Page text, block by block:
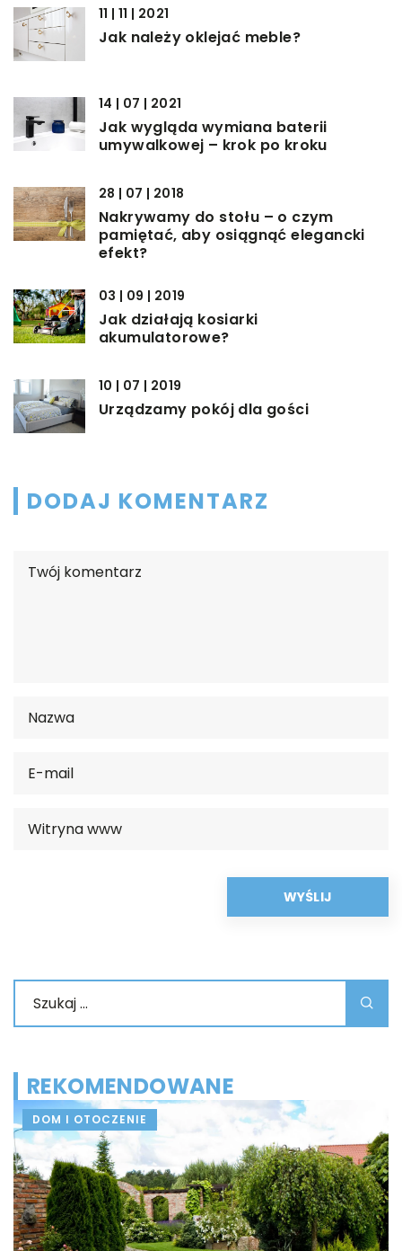
11 | 11 | 2021
Jak należy oklejać meble?
14 | 07 | 2021
Jak wygląda wymiana baterii
umywalkowej – krok po kroku
28 | 07 | 2018
Nakrywamy do stołu – o czym
pamiętać, aby osiągnąć elegancki
efekt?
03 | 09 | 2019
Jak działają kosiarki
akumulatorowe?
10 | 07 | 2019
Urządzamy pokój dla gości
DODAJ KOMENTARZ
REKOMENDOWANE
DOM I OTOCZENIE